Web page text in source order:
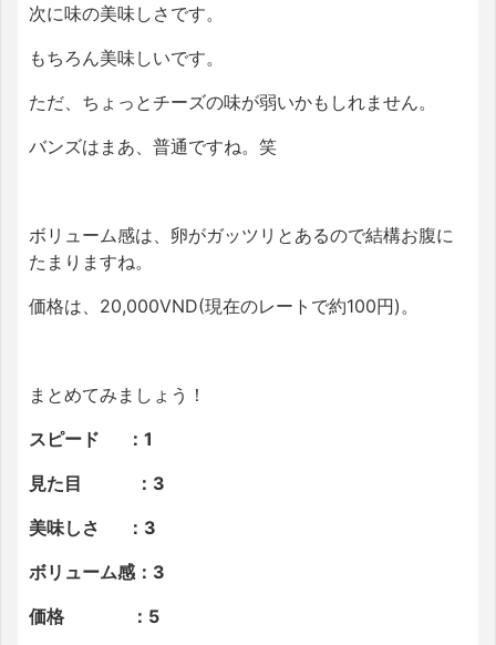
次に味の美味しさです。
もちろん美味しいです。
ただ、ちょっとチーズの味が弱いかもしれません。
バンズはまあ、普通ですね。笑
ボリューム感は、卵がガッツリとあるので結構お腹に
たまりますね。
価格は、20,000VND(現在のレートで約100円)。
まとめてみましょう！
スピード ：1
見た目 ：3
美味しさ ：3
ボリューム感：3
価格 ：5